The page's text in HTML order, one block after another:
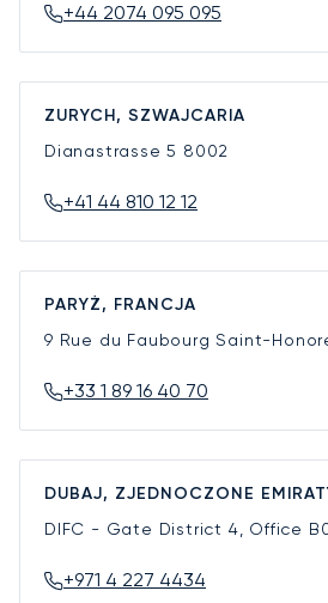
+44 2074 095 095
ZURYCH, SZWAJCARIA
Dianastrasse 5 8002
+41 44 810 12 12
PARYŻ, FRANCJA
9 Rue du Faubourg Saint-
+33 1 89 16 40 70
DUBAJ, ZJEDNOCZONE
DIFC - Gate District 4, Office
+971 4 227 4434